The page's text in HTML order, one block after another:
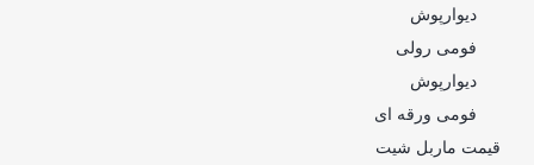
دیوارپوش
فومی رولی
دیوارپوش
فومی ورقه ای
قیمت ماربل شیت